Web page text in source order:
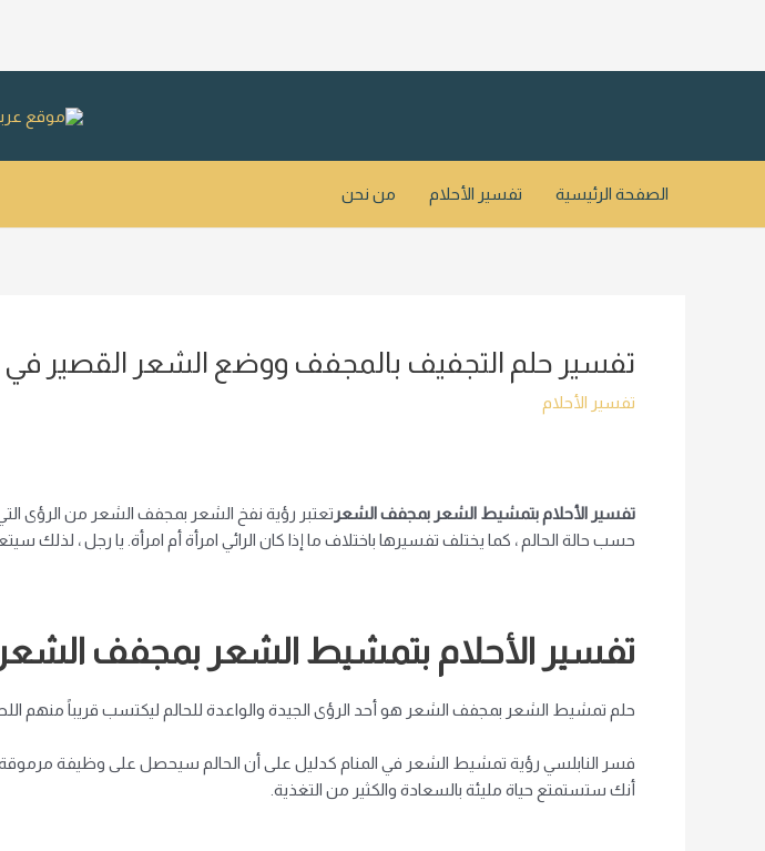
الصفحة الرئيسية تفسير الأحلام من نحن
تفسير حلم التجفيف بالمجفف ووضع الشعر القصير في
تفسير الأحلام
تفسير الأحلام بتمشيط الشعر بمجفف الشعر تعتبر رؤية نفخ الشعر بمجفف الشعر من الرؤى
حسب حالة الحالم ، كما يختلف تفسيرها باختلاف ما إذا كان الرائي امرأة أم امرأة. يا رجل ،
تفسير الأحلام بتمشيط الشعر بمجفف الشعر
حلم تمشيط الشعر بمجفف الشعر هو أحد الرؤى الجيدة والواعدة للحالم ليكتسب قريباً منهم
فسر النابلسي رؤية تمشيط الشعر في المنام كدليل على أن الحالم سيحصل على وظيفة
أنك ستستمتع حياة مليئة بالسعادة والكثير من التغذية.